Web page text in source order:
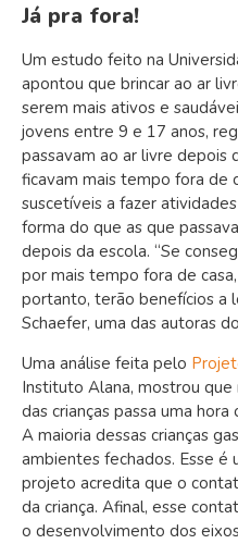
Já pra fora!
Um estudo feito na
apontou que brincar ao ar
serem mais ativos e
jovens entre 9 e 17 anos,
passavam ao ar livre depois
ficavam mais tempo fora de
suscetíveis a fazer
forma do que as que
depois da escola. “Se
por mais tempo fora de
portanto, terão benefícios a
Schaefer, uma das autoras
Uma análise feita pelo
Instituto Alana, mostrou que
das crianças passa uma
A maioria dessas crianças
ambientes fechados. Esse
projeto acredita que o
da criança. Afinal, esse
o desenvolvimento dos